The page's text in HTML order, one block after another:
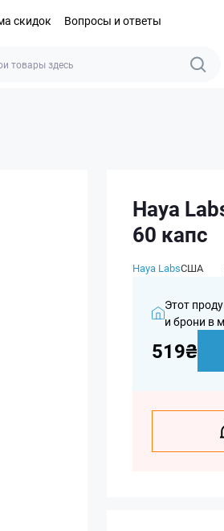
скидок Вопросы и ответы
Haya
60 капс
Haya LabsСША
Этот
и брони в
519₴